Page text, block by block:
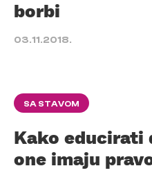
borbi
03.11.2018.
SA STAVOM
Kako educirati
one imaju